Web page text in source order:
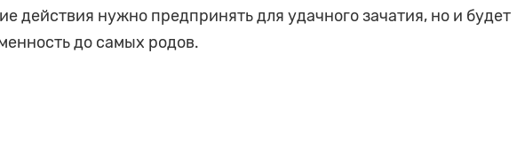
действия нужно предпринять для удачного зачатия, но и будет
до самых родов.